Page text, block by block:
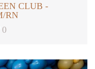
CLUB -
RN
0